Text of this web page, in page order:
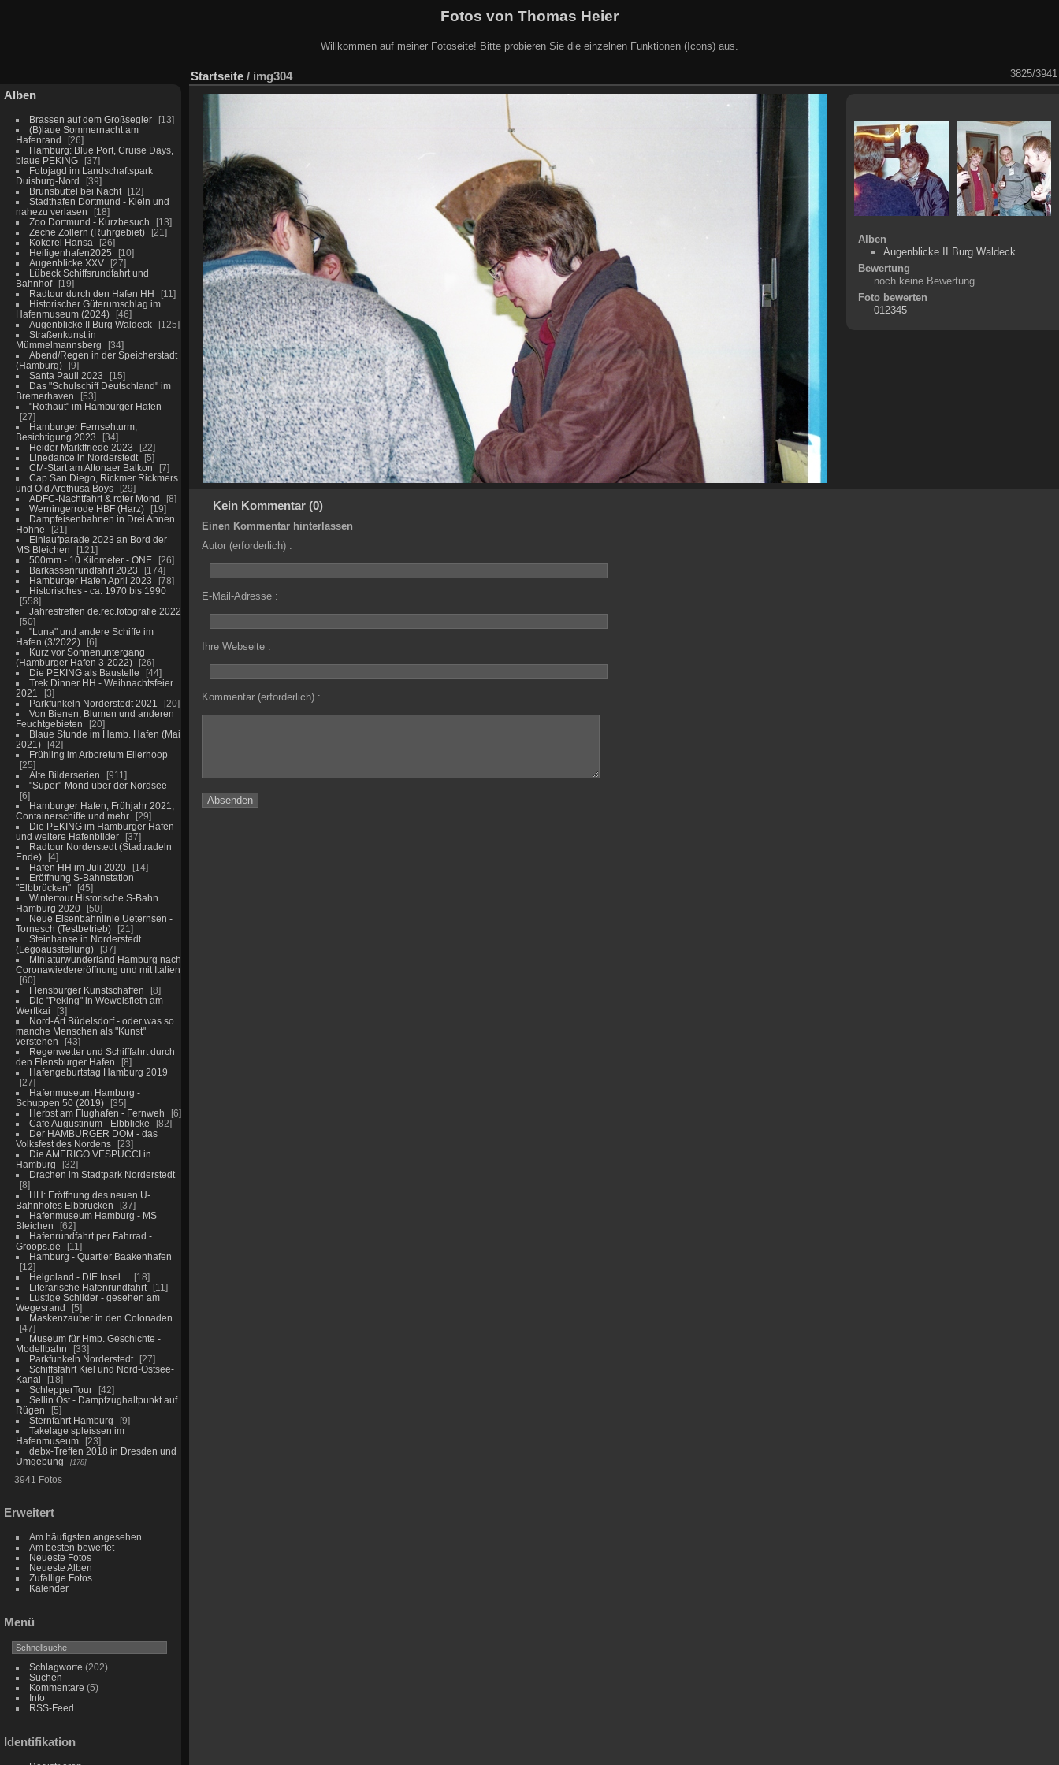
Fotos von Thomas Heier
Willkommen auf meiner Fotoseite! Bitte probieren Sie die einzelnen Funktionen (Icons) aus.
Alben
Brassen auf dem Großsegler
13
(B)laue Sommernacht am
Hafenrand
26
Hamburg: Blue Port, Cruise Days,
blaue PEKING
37
Fotojagd im Landschaftspark
Duisburg-Nord
39
Brunsbüttel bei Nacht
12
Stadthafen Dortmund - Klein und
nahezu verlasen
18
Zoo Dortmund - Kurzbesuch
13
Zeche Zollern (Ruhrgebiet)
21
Kokerei Hansa
26
Heiligenhafen2025
10
Augenblicke XXV
27
Lübeck Schiffsrundfahrt und
Bahnhof
19
Radtour durch den Hafen HH
11
Historischer Güterumschlag im
Hafenmuseum (2024)
46
Augenblicke II Burg Waldeck
125
Straßenkunst in
Mümmelmannsberg
34
Abend/Regen in der Speicherstadt
(Hamburg)
9
Santa Pauli 2023
15
Das "Schulschiff Deutschland" im
Bremerhaven
53
"Rothaut" im Hamburger Hafen
27
Hamburger Fernsehturm,
Besichtigung 2023
34
Heider Marktfriede 2023
22
Linedance in Norderstedt
5
CM-Start am Altonaer Balkon
7
Cap San Diego, Rickmer Rickmers
und Old Arethusa Boys
29
ADFC-Nachtfahrt & roter Mond
8
Werningerrode HBF (Harz)
19
Dampfeisenbahnen in Drei Annen
Hohne
21
Einlaufparade 2023 an Bord der
MS Bleichen
121
500mm - 10 Kilometer - ONE
26
Barkassenrundfahrt 2023
174
Hamburger Hafen April 2023
78
Historisches - ca. 1970 bis 1990
558
Jahrestreffen de.rec.fotografie 2022
50
"Luna" und andere Schiffe im
Hafen (3/2022)
6
Kurz vor Sonnenuntergang
(Hamburger Hafen 3-2022)
26
Die PEKING als Baustelle
44
Trek Dinner HH - Weihnachtsfeier
2021
3
Parkfunkeln Norderstedt 2021
20
Von Bienen, Blumen und anderen
Feuchtgebieten
20
Blaue Stunde im Hamb. Hafen (Mai
2021)
42
Frühling im Arboretum Ellerhoop
25
Alte Bilderserien
911
"Super"-Mond über der Nordsee
6
Hamburger Hafen, Frühjahr 2021,
Containerschiffe und mehr
29
Die PEKING im Hamburger Hafen
und weitere Hafenbilder
37
Radtour Norderstedt (Stadtradeln
Ende)
4
Hafen HH im Juli 2020
14
Eröffnung S-Bahnstation
"Elbbrücken"
45
Wintertour Historische S-Bahn
Hamburg 2020
50
Neue Eisenbahnlinie Ueternsen -
Tornesch (Testbetrieb)
21
Steinhanse in Norderstedt
(Legoausstellung)
37
Miniaturwunderland Hamburg nach
Coronawiedereröffnung und mit Italien
60
Flensburger Kunstschaffen
8
Die "Peking" in Wewelsfleth am
Werftkai
3
Nord-Art Büdelsdorf - oder was so
manche Menschen als "Kunst"
verstehen
43
Regenwetter und Schifffahrt durch
den Flensburger Hafen
8
Hafengeburtstag Hamburg 2019
27
Hafenmuseum Hamburg -
Schuppen 50 (2019)
35
Herbst am Flughafen - Fernweh
6
Cafe Augustinum - Elbblicke
82
Der HAMBURGER DOM - das
Volksfest des Nordens
23
Die AMERIGO VESPUCCI in
Hamburg
32
Drachen im Stadtpark Norderstedt
8
HH: Eröffnung des neuen U-
Bahnhofes Elbbrücken
37
Hafenmuseum Hamburg - MS
Bleichen
62
Hafenrundfahrt per Fahrrad -
Groops.de
11
Hamburg - Quartier Baakenhafen
12
Helgoland - DIE Insel...
18
Literarische Hafenrundfahrt
11
Lustige Schilder - gesehen am
Wegesrand
5
Maskenzauber in den Colonaden
47
Museum für Hmb. Geschichte -
Modellbahn
33
Parkfunkeln Norderstedt
27
Schiffsfahrt Kiel und Nord-Ostsee-
Kanal
18
SchlepperTour
42
Sellin Ost - Dampfzughaltpunkt auf
Rügen
5
Sternfahrt Hamburg
9
Takelage spleissen im
Hafenmuseum
23
debx-Treffen 2018 in Dresden und
Umgebung
178
3941 Fotos
Erweitert
Am häufigsten angesehen
Am besten bewertet
Neueste Fotos
Neueste Alben
Zufällige Fotos
Kalender
Menü
Schlagworte (202)
Suchen
Kommentare (5)
Info
RSS-Feed
Identifikation
Startseite / img304 3825/3941
Alben
Augenblicke II Burg Waldeck
Bewertung
noch keine Bewertung
Foto bewerten
Kein Kommentar (0)
Einen Kommentar hinterlassen
Autor (erforderlich) :
E-Mail-Adresse :
Ihre Webseite :
Kommentar (erforderlich) :